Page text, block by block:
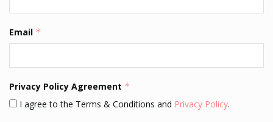
Email *
Privacy Policy Agreement *
I agree to the Terms & Conditions and Privacy Policy.